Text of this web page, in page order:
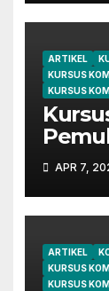
ARTIKEL
KURSUS
KURSUS
dari
APR 7,
ARTIKEL
KURSUS
KURSUS